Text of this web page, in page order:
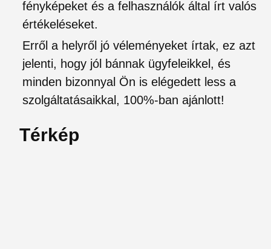
fényképeket és a felhasználók által írt valós
értékeléseket.
Erről a helyről jó véleményeket írtak, ez azt
jelenti, hogy jól bánnak ügyfeleikkel, és
minden bizonnyal Ön is elégedett less a
szolgáltatásaikkal, 100%-ban ajánlott!
Térkép